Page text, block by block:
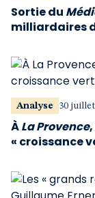
Sortie du
milliardaires
Analyse 30 juillet
ÀLa Provence
« croissance